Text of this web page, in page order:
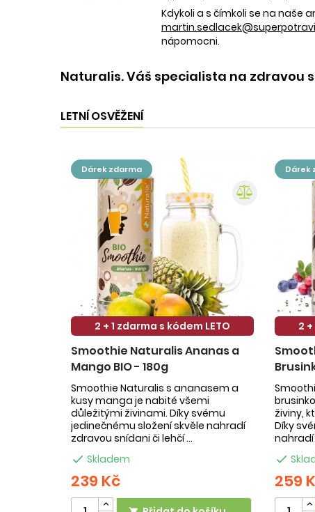
Kdykoli a s čímkoli se na naše
nápomocni.
Naturalis. Váš specialista na zdravou
LETNÍ OSVĚŽENÍ
dárek zdarma
2 + 1 zdarma s kódem LETO
Smoothie Naturalis Ananas a
Mango BIO - 180g
Smoothie Naturalis s ananasem a
kusy manga je nabité všemi
důležitými živinami. Díky svému
jedinečnému složení skvěle nahradí
zdravou snídani či lehčí ...
 Skladem
239 Kč
2
živiny,
Díky
nahradí

259